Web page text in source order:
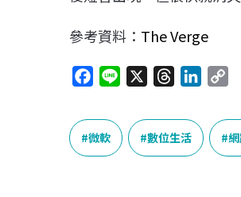
參考資料： The Verge
c
e
b
e
r
e
a
k
p
y
L
微軟 數位生活